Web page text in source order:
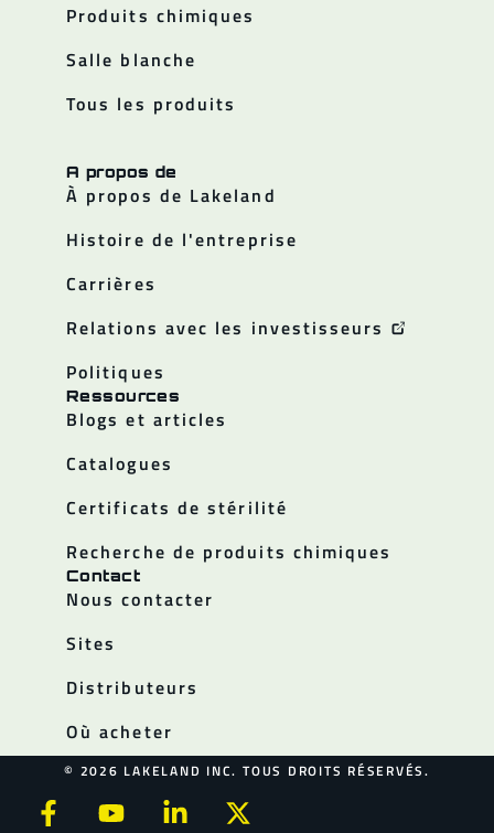
Produits chimiques
Salle blanche
Tous les produits
A propos de
À propos de Lakeland
Histoire de l'entreprise
Carrières
Relations avec les investisseurs
Politiques
Ressources
Blogs et articles
Catalogues
Certificats de stérilité
Recherche de produits chimiques
Contact
Nous contacter
Sites
Distributeurs
Où acheter
© 2026 LAKELAND INC. TOUS DROITS RÉSERVÉS.